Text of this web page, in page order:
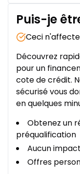
Puis-je
Ceci
Découvrez
pour un
cote de crédit.
sécurisé vous
en quelques
Obtenez un
préqualification
Aucun
Offres